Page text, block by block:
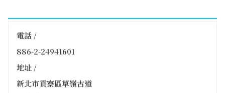
電話 /
886-2-24941601
地址 /
新北市貢寮區草嶺古道